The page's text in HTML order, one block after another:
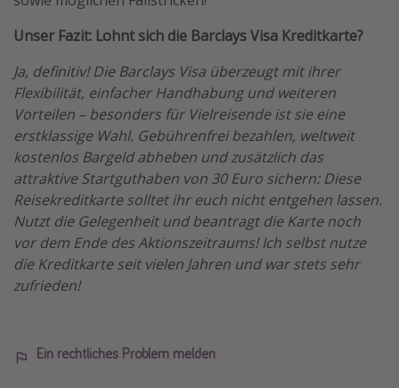
Unser Fazit: Lohnt sich die Barclays Visa Kreditkarte?
Ja, definitiv! Die Barclays Visa überzeugt mit ihrer
Flexibilität, einfacher Handhabung und weiteren
Vorteilen – besonders für Vielreisende ist sie eine
erstklassige Wahl. Gebührenfrei bezahlen, weltweit
kostenlos Bargeld abheben und zusätzlich das
attraktive Startguthaben von 30 Euro sichern: Diese
Reisekreditkarte solltet ihr euch nicht entgehen lassen.
Nutzt die Gelegenheit und beantragt die Karte noch
vor dem Ende des Aktionszeitraums! Ich selbst nutze
die Kreditkarte seit vielen Jahren und war stets sehr
zufrieden!
Ein rechtliches Problem melden